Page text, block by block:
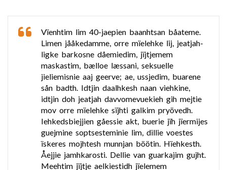
Vïenhtim lim 40-jaepien baanhtsan båateme.
Limen jååkedamme, orre mïelehke lij, jeatjah-
ligke barkosne dåemiedim, jïjtjemem
maskastim, bælloe læssani, seksuelle
jieliemisnie aaj geerve; ae, ussjedim, buarene
sån badth. Idtjin daalhkesh naan viehkine,
idtjin doh jeatjah davvomevuekieh gih mejtie
mov orre mïelehke sïjhti galkim pryövedh.
Iehkedsbiejjien gåessie akt, buerie jïh jïermijes
guejmine soptsesteminie lim, dillie voestes
ïskeres mojhtesh munnjan böötin. Hïehkesth.
Åejjie jamhkarosti. Dellie van guarkajim gujht.
Meehtim jïjtje aelkiestidh jïelemem